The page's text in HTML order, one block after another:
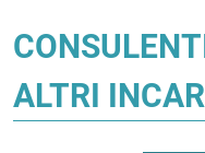
ALTRI